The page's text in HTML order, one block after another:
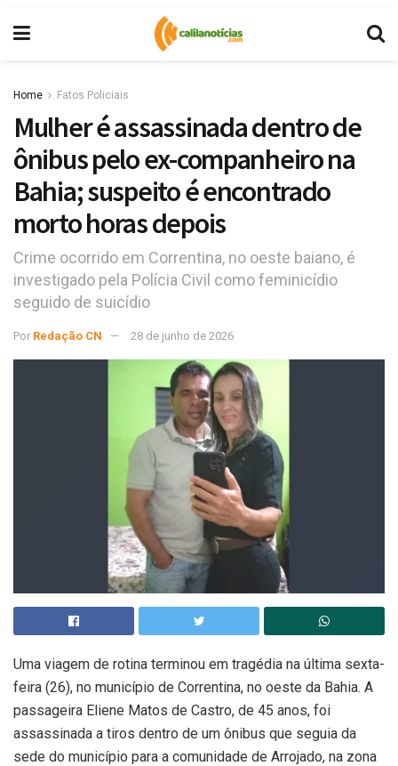
Home Fatos Policiais
Mulher é assassinada dentro de
ônibus pelo ex-companheiro na
Bahia; suspeito é encontrado
morto horas depois
Crime ocorrido em Correntina, no oeste baiano, é
investigado pela Polícia Civil como feminicídio
seguido de suicídio
Por Redação CN 28 de junho de 2026
Uma viagem de rotina terminou em tragédia na última sexta-
feira (26), no município de Correntina, no oeste da Bahia. A
passageira Eliene Matos de Castro, de 45 anos, foi
assassinada a tiros dentro de um ônibus que seguia da
sede do município para a comunidade de Arrojado, na zona